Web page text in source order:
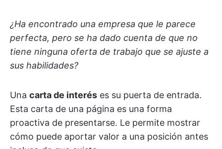
¿Ha encontrado una empresa que le parece
perfecta, pero se ha dado cuenta de que no
tiene ninguna oferta de trabajo que se ajuste a
sus habilidades?
Una carta de interés es su puerta de entrada.
Esta carta de una página es una forma
proactiva de presentarse. Le permite mostrar
cómo puede aportar valor a una posición antes